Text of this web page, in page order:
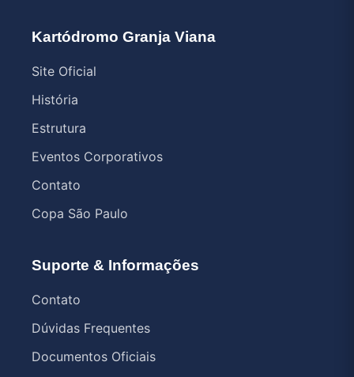
Kartódromo Granja Viana
Site Oficial
História
Estrutura
Eventos Corporativos
Contato
Copa São Paulo
Suporte & Informações
Contato
Dúvidas Frequentes
Documentos Oficiais